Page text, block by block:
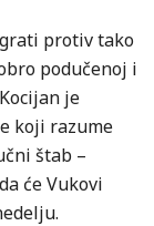
protiv tako
podučenoj i
je
koji razume
štab –
će Vukovi